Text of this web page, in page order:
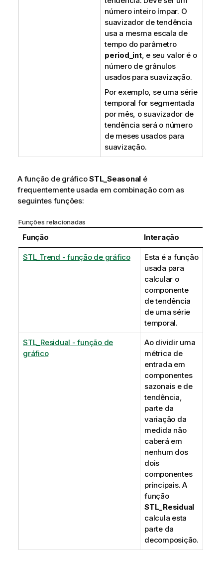
número inteiro ímpar. O
suavizador de tendência
usa a mesma escala de
tempo do parâmetro
period_int, e seu valor é o
número de grânulos
usados para suavização.
Por exemplo, se uma série
temporal for segmentada
por mês, o suavizador de
tendência será o número
de meses usados para
suavização.
A função de gráficoSTL_Seasonal é
frequentemente usada em combinação com as
seguintes funções:
Funções relacionadas
Função Interação
STL_Trend - função de gráfico
Esta é a função
usada para
calcular o
componente
de tendência
de uma série
temporal.
STL_Residual - função de
gráfico
Ao dividir uma
métrica de
entrada em
componentes
sazonais e de
tendência,
parte da
variação da
medida não
caberá em
nenhum dos
dois
componentes
principais. A
função
STL_Residual
calcula esta
parte da
decomposição.